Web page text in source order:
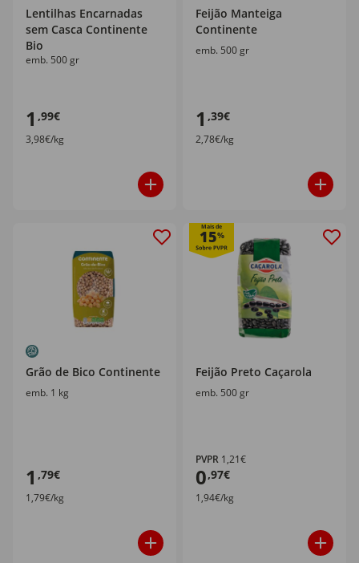
Lentilhas Encarnadas
sem Casca Continente
Bio
emb. 500 gr
1 ,99€
3,98€/kg
Feijão Manteiga
Continente
emb. 500 gr
1 ,39€
2,78€/kg
Grão de Bico Continente
emb. 1 kg
1 ,79€
1,79€/kg
Mais de
15%
Feijão Preto Caçarola
emb. 500 gr
PVPR 1,21€
0,97€
1,94€/kg